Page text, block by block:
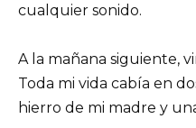
cualquier sonido.
A la mañana siguiente,
Toda mi vida cabía en
hierro de mi madre y